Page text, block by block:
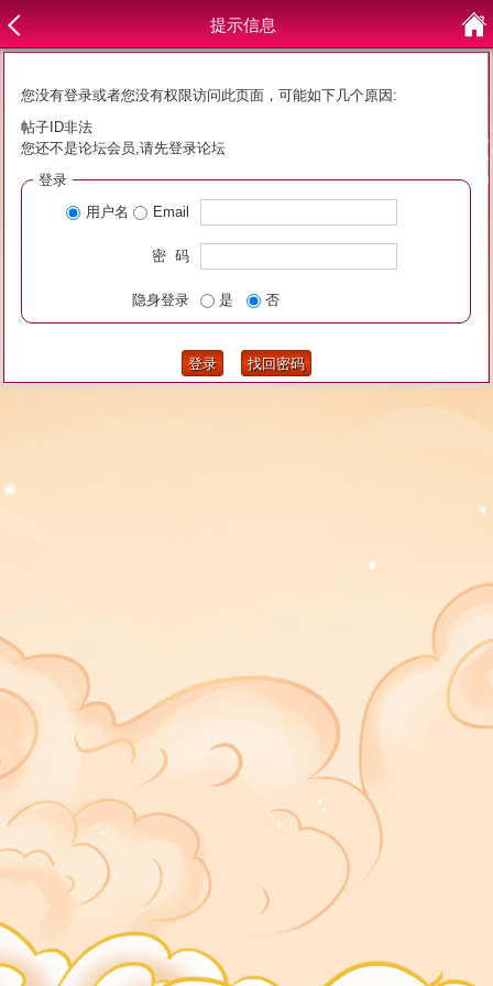
提示信息
您没有登录或者您没有权限访问此页面，可能如下几个原因:
帖子ID非法
您还不是论坛会员,请先登录论坛
登录
用户名
Email
密 码
隐身登录 是 否